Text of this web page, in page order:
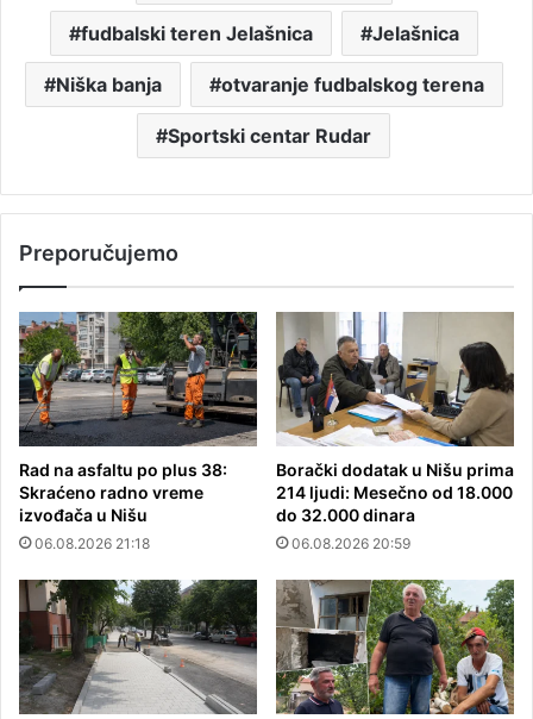
fudbalski teren Jelašnica Jelašnica
Niška banja otvaranje fudbalskog terena
Sportski centar Rudar
Preporučujemo
Rad na asfaltu po plus 38:
Skraćeno radno vreme
izvođača u Nišu
06.08.2026 21:18
Borački dodatak u Nišu prima
214 ljudi: Mesečno od 18.000
do 32.000 dinara
06.08.2026 20:59